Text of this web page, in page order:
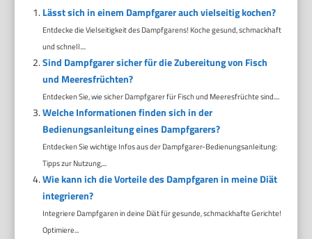
Lässt sich in einem Dampfgarer auch vielseitig kochen?
Entdecke die Vielseitigkeit des Dampfgarens! Koche gesund, schmackhaft
und schnell....
Sind Dampfgarer sicher für die Zubereitung von Fisch
und Meeresfrüchten?
Entdecken Sie, wie sicher Dampfgarer für Fisch und Meeresfrüchte sind....
Welche Informationen finden sich in der
Bedienungsanleitung eines Dampfgarers?
Entdecken Sie wichtige Infos aus der Dampfgarer-Bedienungsanleitung:
Tipps zur Nutzung,...
Wie kann ich die Vorteile des Dampfgaren in meine Diät
integrieren?
Integriere Dampfgaren in deine Diät für gesunde, schmackhafte Gerichte!
Optimiere...